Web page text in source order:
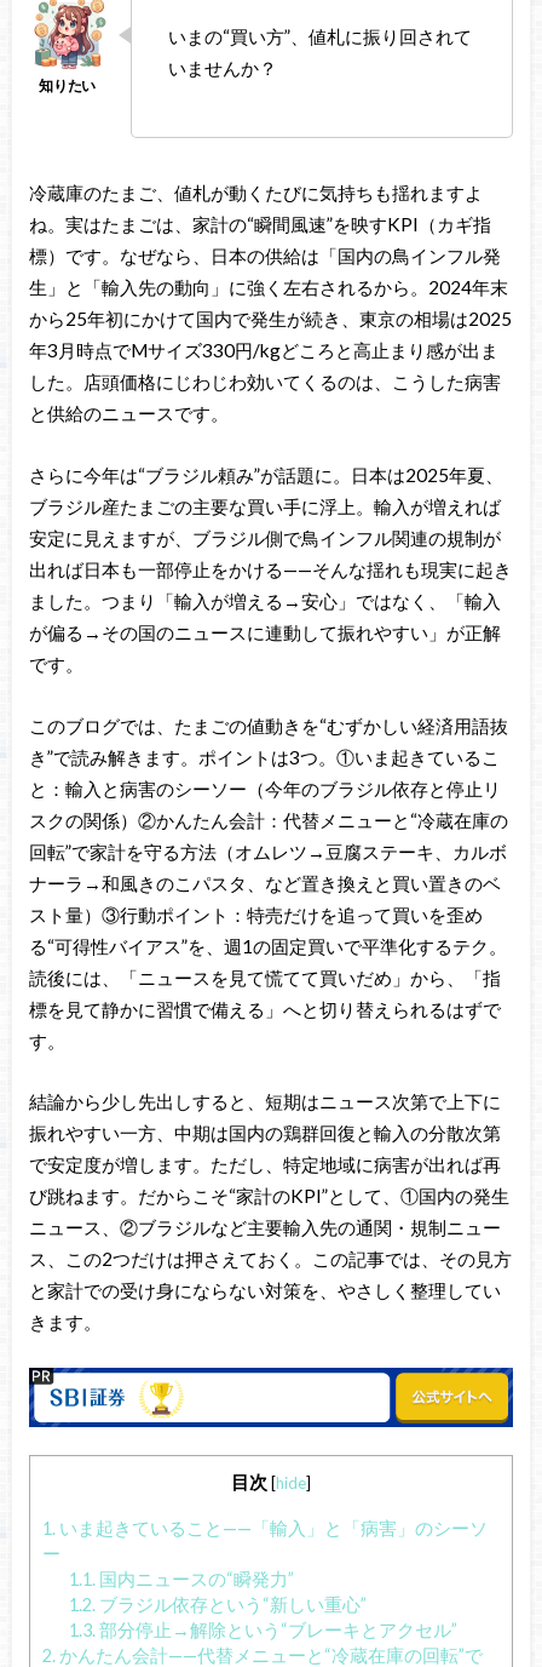
いまの“買い方”、値札に振り回されて
いませんか？
冷蔵庫のたまご、値札が動くたびに気持ちも揺れますよ
ね。実はたまごは、家計の“瞬間風速”を映すKPI（カギ指
標）です。なぜなら、日本の供給は「国内の鳥インフル発
生」と「輸入先の動向」に強く左右されるから。2024年末
から25年初にかけて国内で発生が続き、東京の相場は2025
年3月時点でMサイズ330円/kgどころと高止まり感が出ま
した。店頭価格にじわじわ効いてくるのは、こうした病害
と供給のニュースです。
さらに今年は“ブラジル頼み”が話題に。日本は2025年夏、
ブラジル産たまごの主要な買い手に浮上。輸入が増えれば
安定に見えますが、ブラジル側で鳥インフル関連の規制が
出れば日本も一部停止をかける——そんな揺れも現実に起き
ました。つまり「輸入が増える→安心」ではなく、「輸入
が偏る→その国のニュースに連動して振れやすい」が正解
です。
このブログでは、たまごの値動きを“むずかしい経済用語抜
き”で読み解きます。ポイントは3つ。①いま起きているこ
と：輸入と病害のシーソー（今年のブラジル依存と停止リ
スクの関係）②かんたん会計：代替メニューと“冷蔵在庫の
回転”で家計を守る方法（オムレツ→豆腐ステーキ、カルボ
ナーラ→和風きのこパスタ、など置き換えと買い置きのベ
スト量）③行動ポイント：特売だけを追って買いを歪め
る“可得性バイアス”を、週1の固定買いで平準化するテク。
読後には、「ニュースを見て慌てて買いだめ」から、「指
標を見て静かに習慣で備える」へと切り替えられるはずで
す。
結論から少し先出しすると、短期はニュース次第で上下に
振れやすい一方、中期は国内の鶏群回復と輸入の分散次第
で安定度が増します。ただし、特定地域に病害が出れば再
び跳ねます。だからこそ“家計のKPI”として、①国内の発生
ニュース、②ブラジルなど主要輸入先の通関・規制ニュー
ス、この2つだけは押さえておく。この記事では、その見方
と家計での受け身にならない対策を、やさしく整理してい
きます。
目次 [hide]
1.いま起きていること——「輸入」と「病害」のシーソ
ー
1.1.国内ニュースの“瞬発力”
1.2.ブラジル依存という“新しい重心”
1.3.部分停止→解除という“ブレーキとアクセル”
2.かんたん会計——代替メニューと“冷蔵在庫の回転”で